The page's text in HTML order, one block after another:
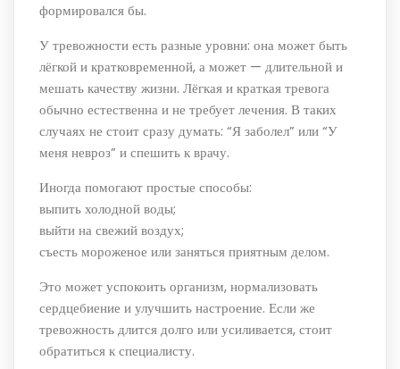
формировался бы.
У тревожности есть разные уровни: она может быть
лёгкой и кратковременной, а может — длительной и
мешать качеству жизни. Лёгкая и краткая тревога
обычно естественна и не требует лечения. В таких
случаях не стоит сразу думать: “Я заболел” или “У
меня невроз” и спешить к врачу.
Иногда помогают простые способы:
выпить холодной воды;
выйти на свежий воздух;
съесть мороженое или заняться приятным делом.
Это может успокоить организм, нормализовать
сердцебиение и улучшить настроение. Если же
тревожность длится долго или усиливается, стоит
обратиться к специалисту.